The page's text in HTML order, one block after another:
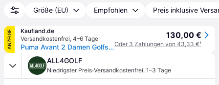
Größe (EU) Empfohlen Preis inklusive
ANZEIGE
Kaufland.de
Versandkostenfrei, 4–6 Tage
Puma Avant 2 Damen Golfschuhe Weiß
130,00 €
Oder 3 Zahlungen von 43,33 €¹
ALL4GOLF
Niedrigster Preis·Versandkostenfrei, 1–3 Tage